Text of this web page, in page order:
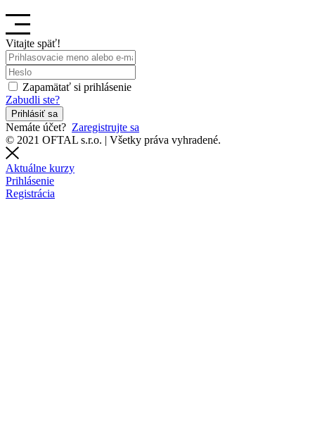
Vitajte späť!
Zapamätať si prihlásenie
Zabudli ste?
Prihlásiť sa
Nemáte účet? Zaregistrujte sa
© 2021 OFTAL s.r.o. | Všetky práva vyhradené.
Aktuálne kurzy
Prihlásenie
Registrácia